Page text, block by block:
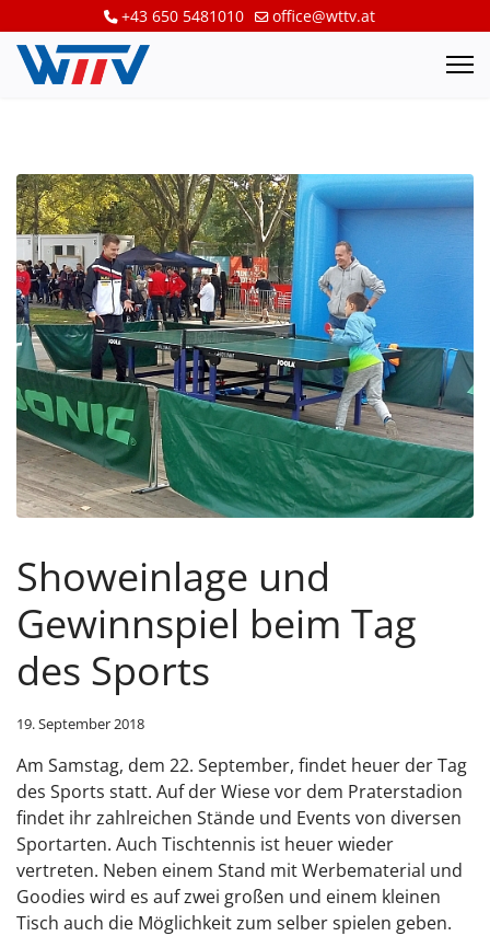
+43 650 5481010 office@wttv.at
Showeinlage und
Gewinnspiel beim Tag
des Sports
19. September 2018
Am Samstag, dem 22. September, findet heuer der Tag
des Sports statt. Auf der Wiese vor dem Praterstadion
findet ihr zahlreichen Stände und Events von diversen
Sportarten. Auch Tischtennis ist heuer wieder
vertreten. Neben einem Stand mit Werbematerial und
Goodies wird es auf zwei großen und einem kleinen
Tisch auch die Möglichkeit zum selber spielen geben.